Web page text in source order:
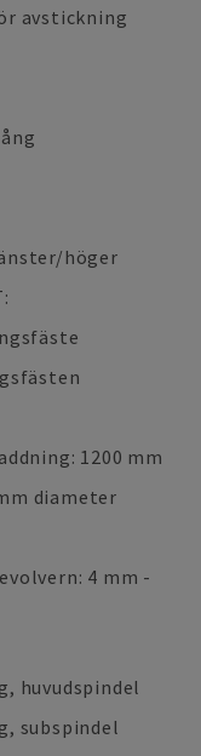
avstickning
höger
1200 mm
diameter
4 mm -
huvudspindel
subspindel